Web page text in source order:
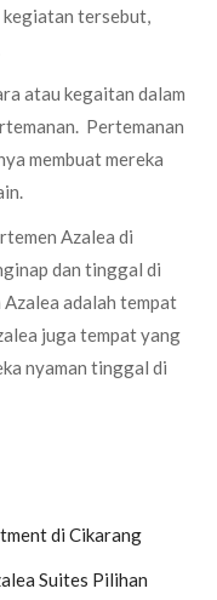
tersebut,
atau kegaitan dalam
Pertemanan
membuat mereka
Azalea di
dan tinggal di
adalah tempat
juga tempat yang
nyaman tinggal di
di Cikarang
Suites Pilihan